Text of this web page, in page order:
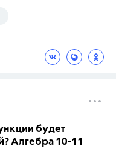
будет
Алгебра 10-11